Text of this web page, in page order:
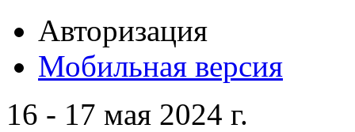
Авторизация
Мобильная версия
16 - 17 мая 2024 г.